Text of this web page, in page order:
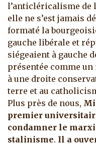
l’anticléricalisme de
elle ne s’est jamais
formaté la
gauche libérale et
siégeaient à gauche
présentée comme
à une droite
terre et au
Plus près de nous,
premier
condamner le
stalinisme. Il a